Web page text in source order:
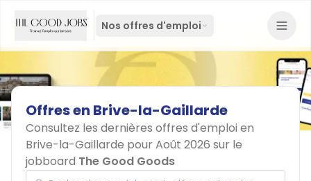
Nos offres d'emploi
Offresen Brive-la-Gaillarde
Consultez les dernières offres d'emploi en
Brive-la-Gaillarde pour Août 2026 sur le
jobboard The Good Goods
Rechercher par job, mot-clé ou entreprise